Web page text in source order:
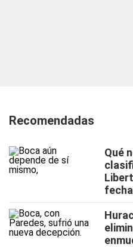
Recomendadas
Qué